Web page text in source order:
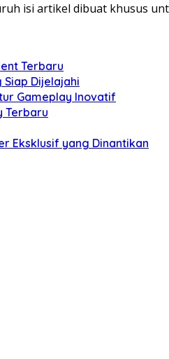
isi artikel dibuat khusus
Terbaru
Dijelajahi
Gameplay Inovatif
Terbaru
Eksklusif yang Dinantikan